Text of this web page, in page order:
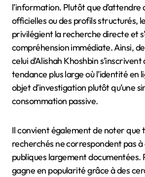
l’information. Plutôt que d’attendre
officielles ou des profils structurés,
privilégient la recherche directe et
compréhension immédiate. Ainsi,
celui d’Alishah Khoshbin s’inscrivent
tendance plus large où l’identité en
objet d’investigation plutôt qu’une
consommation passive.
Il convient également de noter que
recherchés ne correspondent pas
publiques largement documentées.
gagne en popularité grâce à des